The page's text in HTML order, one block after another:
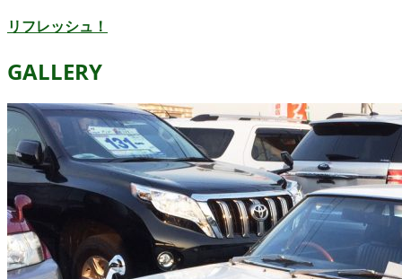
リフレッシュ！
GALLERY